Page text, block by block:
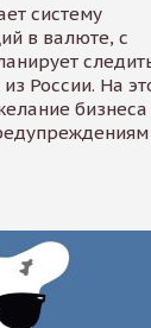
систему
в валюте, с
России. На
бизнеса